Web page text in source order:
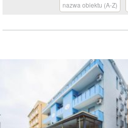
nazwa obiektu (A-Z)